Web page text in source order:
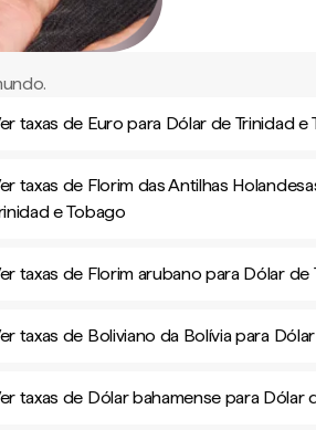
taxas de Euro para Dólar de Trinidad e
taxas de Florim das Antilhas
e Tobago
taxas de Florim arubano para Dólar de
taxas de Boliviano da Bolívia para
taxas de Dólar bahamense para Dólar